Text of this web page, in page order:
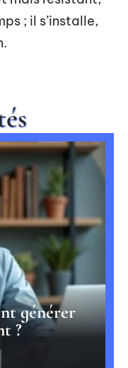
; il s’installe,
générer
?